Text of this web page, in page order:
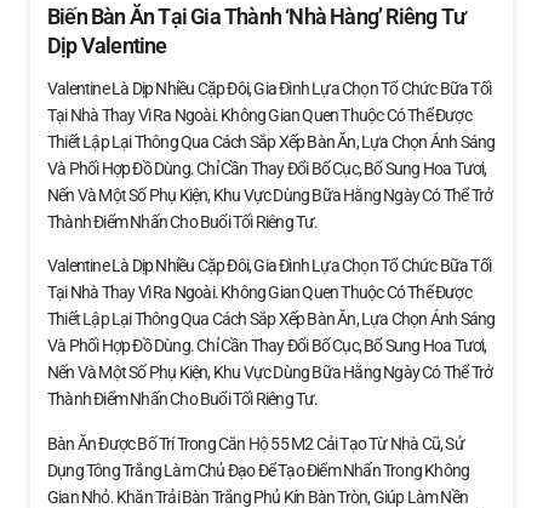
Biến Bàn Ăn Tại Gia Thành ‘nhà Hàng’ Riêng Tư
Dịp Valentine
Valentine Là Dịp Nhiều Cặp Đôi, Gia Đình Lựa Chọn Tổ Chức Bữa Tối
Tại Nhà Thay Vì Ra Ngoài. Không Gian Quen Thuộc Có Thể Được
Thiết Lập Lại Thông Qua Cách Sắp Xếp Bàn Ăn, Lựa Chọn Ánh Sáng
Và Phối Hợp Đồ Dùng. Chỉ Cần Thay Đổi Bố Cục, Bổ Sung Hoa Tươi,
Nến Và Một Số Phụ Kiện, Khu Vực Dùng Bữa Hằng Ngày Có Thể Trở
Thành Điểm Nhấn Cho Buổi Tối Riêng Tư.
Valentine Là Dịp Nhiều Cặp Đôi, Gia Đình Lựa Chọn Tổ Chức Bữa Tối
Tại Nhà Thay Vì Ra Ngoài. Không Gian Quen Thuộc Có Thể Được
Thiết Lập Lại Thông Qua Cách Sắp Xếp Bàn Ăn, Lựa Chọn Ánh Sáng
Và Phối Hợp Đồ Dùng. Chỉ Cần Thay Đổi Bố Cục, Bổ Sung Hoa Tươi,
Nến Và Một Số Phụ Kiện, Khu Vực Dùng Bữa Hằng Ngày Có Thể Trở
Thành Điểm Nhấn Cho Buổi Tối Riêng Tư.
Bàn Ăn Được Bố Trí Trong Căn Hộ 55 M2 Cải Tạo Từ Nhà Cũ, Sử
Dụng Tông Trắng Làm Chủ Đạo Để Tạo Điểm Nhấn Trong Không
Gian Nhỏ. Khăn Trải Bàn Trắng Phủ Kín Bàn Tròn, Giúp Làm Nền